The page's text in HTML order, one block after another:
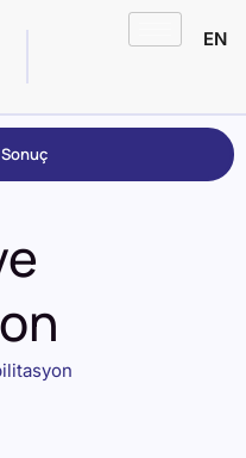
EN